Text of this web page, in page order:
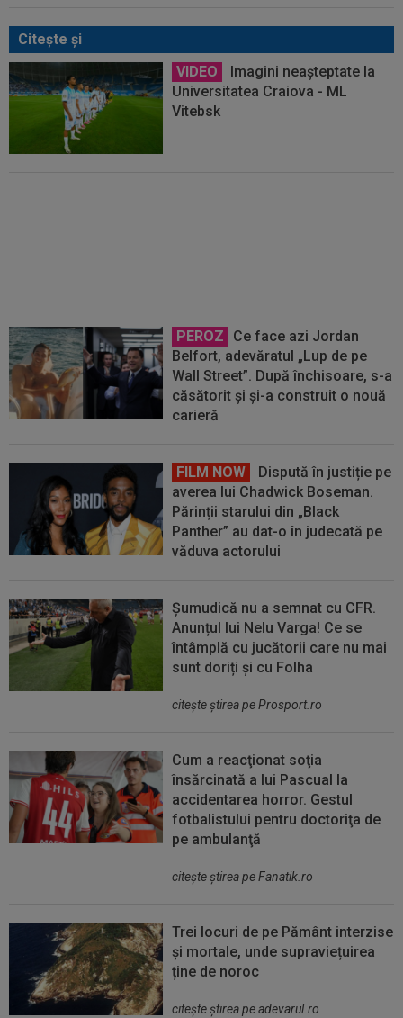
Citeşte şi
VIDEO
Imagini neașteptate la
Universitatea Craiova - ML
Vitebsk
PEROZ
Ce face azi Jordan
Belfort, adevăratul „Lup de pe
Wall Street”. După închisoare, s-a
căsătorit și și-a construit o nouă
carieră
FILM NOW
Dispută în justiție pe
averea lui Chadwick Boseman.
Părinții starului din „Black
Panther” au dat-o în judecată pe
văduva actorului
Șumudică nu a semnat cu CFR.
Anunțul lui Nelu Varga! Ce se
întâmplă cu jucătorii care nu mai
sunt doriți și cu Folha
citeşte ştirea pe Prosport.ro
Cum a reacţionat soţia
însărcinată a lui Pascual la
accidentarea horror. Gestul
fotbalistului pentru doctoriţa de
pe ambulanţă
citeşte ştirea pe Fanatik.ro
Trei locuri de pe Pământ interzise
și mortale, unde supraviețuirea
ține de noroc
citeşte ştirea pe adevarul.ro